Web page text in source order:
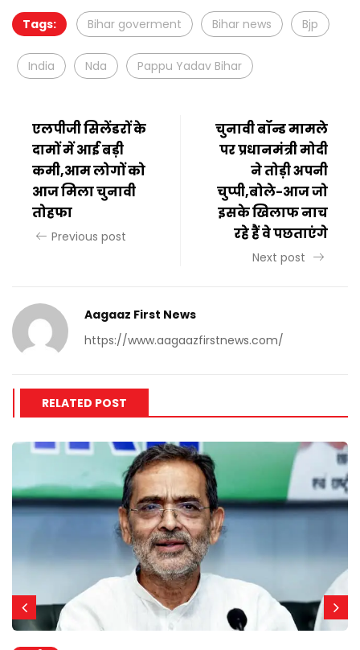
Tags: Bihar goverment Bihar news Bjp
India Nda Pappu Yadav Bihar
एलपीजी सिलेंडरों के
दामों में आई बड़ी
कमी,आम लोगों को
आज मिला चुनावी
तोहफा
Previous post
चुनावी बॉन्ड मामले
पर प्रधानमंत्री मोदी
ने तोड़ी अपनी
चुप्पी,बोले-आज जो
इसके खिलाफ नाच
रहे हैं वे पछताएंगे
Next post
Aagaaz First News
https://www.aagaazfirstnews.com/
RELATED POST